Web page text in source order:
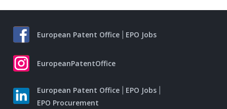
European Patent Office EPO Jobs
EuropeanPatentOffice
European Patent Office
EPO Jobs
EPO Procurement